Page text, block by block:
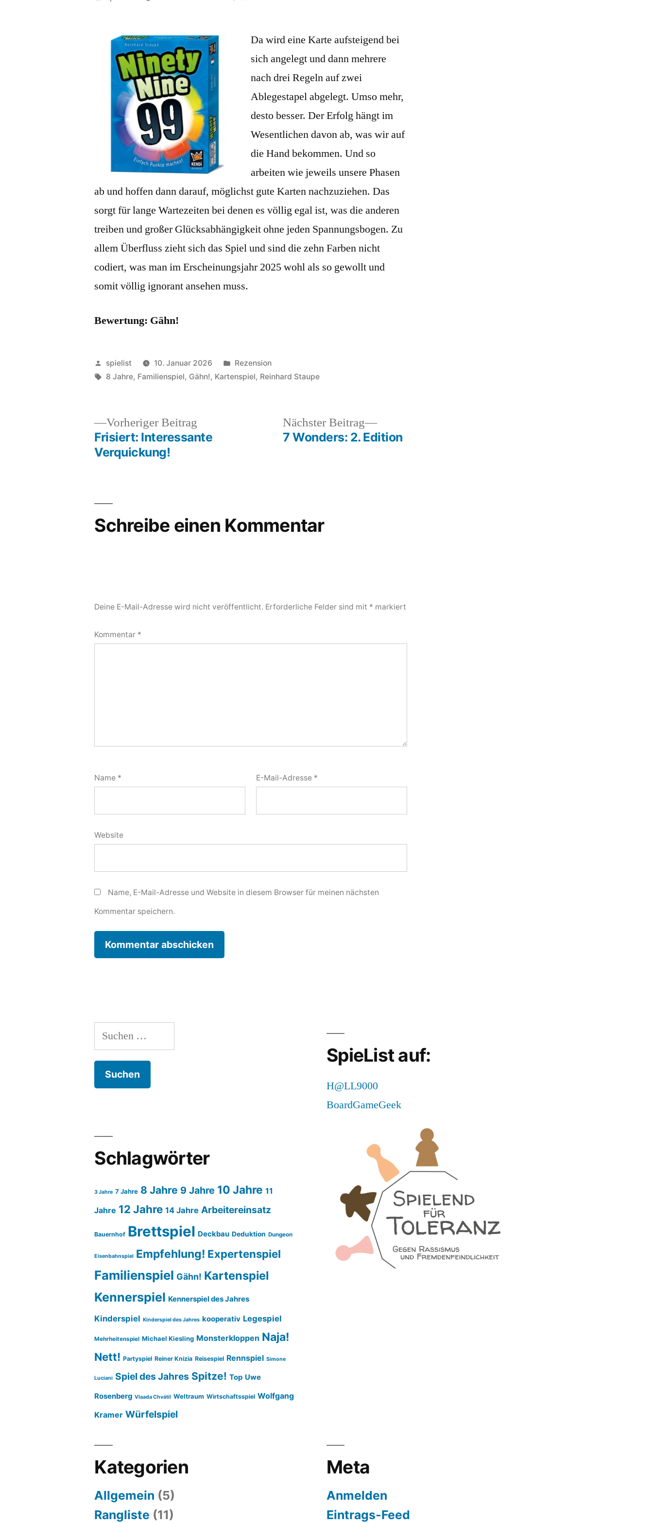
Mehrphasiges
Da wird eine Karte aufsteigend bei
sich angelegt und dann mehrere
nach drei Regeln auf zwei
Ablegestapel abgelegt. Umso mehr,
desto besser. Der Erfolg hängt im
Wesentlichen davon ab, was wir auf
die Hand bekommen. Und so
arbeiten wie jeweils unsere Phasen
ab und hoffen dann darauf, möglichst gute Karten nachzuziehen. Das
sorgt für lange Wartezeiten bei denen es völlig egal ist, was die anderen
treiben und großer Glücksabhängigkeit ohne jeden Spannungsbogen. Zu
allem Überfluss zieht sich das Spiel und sind die zehn Farben nicht
codiert, was man im Erscheinungsjahr 2025 wohl als so gewollt und
somit völlig ignorant ansehen muss.
Bewertung: Gähn!
Veröffentlicht
von
spielist 10. Januar 2026
Veröffentlicht
in
Rezension
Schlagwörter:
8 Jahre, Familienspiel, Gähn!, Kartenspiel, Reinhard Staupe
Beitragsnavigation
Vorheriger Beitrag
Beitrag:
Frisiert: Interessante
Verquickung!
Nächster Beitrag
Nächster
Beitrag:
7 Wonders: 2. Edition
Schreibe einen Kommentar
Deine E-Mail-Adresse wird nicht veröffentlicht. Erforderliche Felder sind mit * markiert
Kommentar *
Name * E-Mail-Adresse *
Website
Name, E-Mail-Adresse und Website in diesem Browser für meinen nächsten
Kommentar speichern.
Suchen
nach:
SpieList auf:
H@LL9000
BoardGameGeek
Schlagwörter
3 Jahre 7 Jahre 8 Jahre 9 Jahre 10 Jahre 11
Jahre 12 Jahre 14 Jahre Arbeitereinsatz
Bauernhof Brettspiel Deckbau Deduktion Dungeon
Eisenbahnspiel Empfehlung! Expertenspiel
Familienspiel Gähn! Kartenspiel
Kennerspiel Kennerspiel des Jahres
Kinderspiel Kinderspiel des Jahres kooperativ Legespiel
Mehrheitenspiel Michael Kiesling Monsterkloppen Naja!
Nett! Partyspiel Reiner Knizia Reisespiel Rennspiel Simone
Luciani Spiel des Jahres Spitze! Top Uwe
Rosenberg Vlaada Chvátil Weltraum Wirtschaftsspiel Wolfgang
Kramer Würfelspiel
Kategorien
Allgemein (5)
Rangliste (11)
Meta
Anmelden
Eintrags-Feed